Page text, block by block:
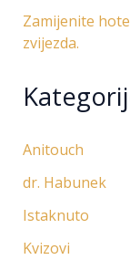
Zamijenite
zvijezda.
Anitouch
dr. Habunek
Istaknuto
Kvizovi